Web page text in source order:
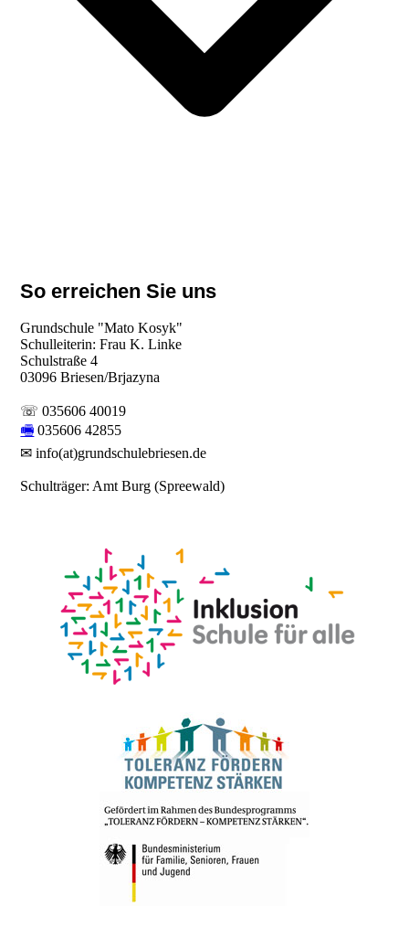
So erreichen Sie uns
Grundschule "Mato Kosyk"
Schulleiterin: Frau K. Linke
Schulstraße 4
03096 Briesen/Brjazyna
☏ 035606 40019
🖷 035606 42855
✉ info(at)grundschulebriesen.de
Schulträger: Amt Burg (Spreewald)